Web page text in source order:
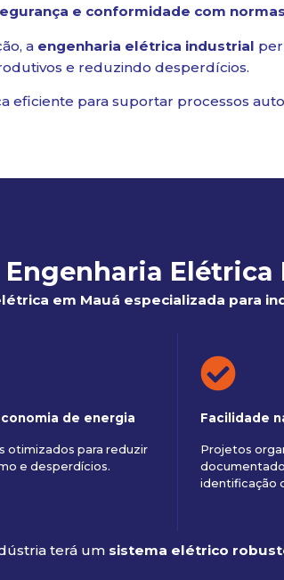
e conformidade com normas
a engenharia elétrica industrial
e reduzindo desperdícios.
eficiente para suportar processos
em Mauá especializada para
de energia
otimizados para reduzir
e desperdícios.
Facilidade
Projetos
identificação
terá um sistema elétrico